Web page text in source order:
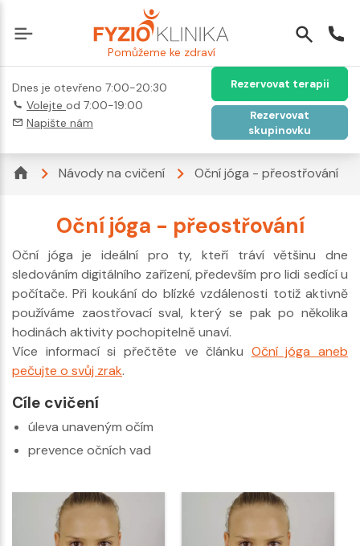
Pomůžeme ke zdraví
Dnes je otevřeno 7:00-20:30
Volejte od 7:00-19:00
Napište nám
Rezervovat terapii
Rezervovat
skupinovku
Návody na cvičení Oční jóga - přeostřování
Oční jóga - přeostřování
Oční jóga je ideální pro ty, kteří tráví většinu dne
sledováním digitálního zařízení, především pro lidi sedící u
počítače. Při koukání do blízké vzdálenosti totiž aktivně
používáme zaostřovací sval, který se pak po několika
hodinách aktivity pochopitelně unaví.
Více informací si přečtěte ve článku Oční jóga aneb
pečujte o svůj zrak.
Cíle cvičení
úleva unaveným očím
prevence očních vad